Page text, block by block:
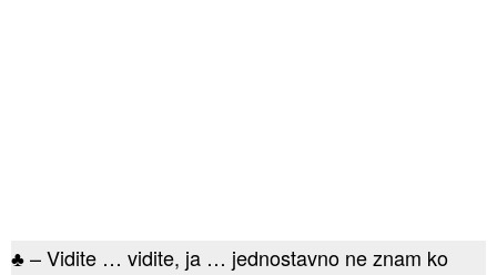
♣ ​– Vidite … vidite, ja … jednostavno ne znam ko